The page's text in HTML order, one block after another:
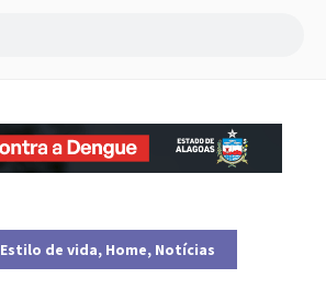
Estilo de vida, Home, Notícias